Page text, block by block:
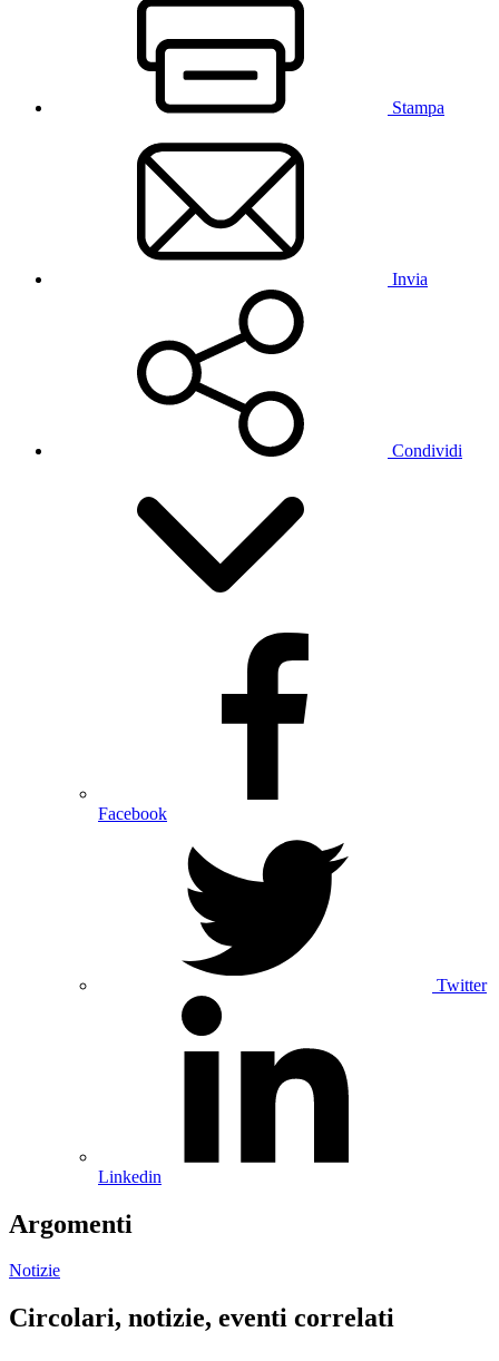
Stampa
Invia
Condividi
Facebook
Twitter
Linkedin
Argomenti
Notizie
Circolari, notizie, eventi correlati